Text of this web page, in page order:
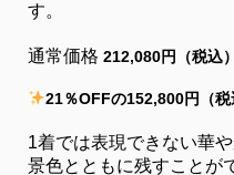
す。
通常価格 212,080円（税込）
21％OFFの152,800円（税
1着では表現できない華
景色とともに残すことが